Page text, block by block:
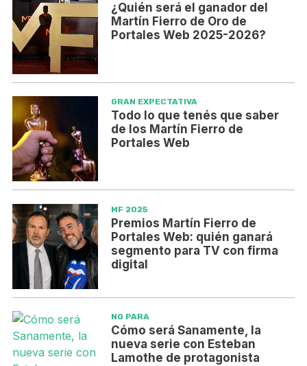
¿Quién será el ganador del
Martín Fierro de Oro de
Portales Web 2025-2026?
GRAN EXPECTATIVA
Todo lo que tenés que saber
de los Martín Fierro de
Portales Web
MF 2025
Premios Martín Fierro de
Portales Web: quién ganará
segmento para TV con firma
digital
NO PARA
Cómo será Sanamente, la
nueva serie con Esteban
Lamothe de protagonista